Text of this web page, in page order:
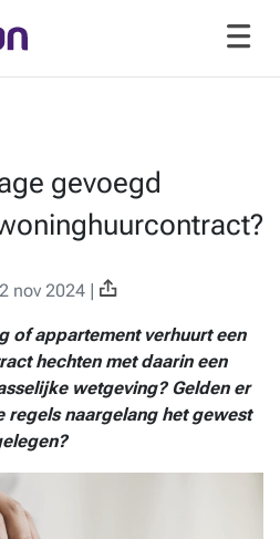
gevoegd
nov 2024 |
of appartement verhuurt een
hechten met daarin een
wetgeving? Gelden er
regels naargelang het gewest